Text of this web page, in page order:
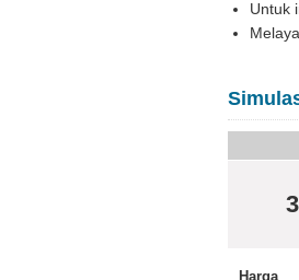
Untuk
Harga